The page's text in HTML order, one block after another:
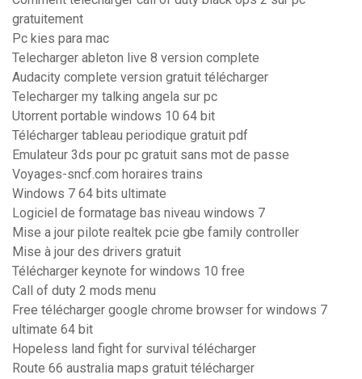
gratuitement
Pc kies para mac
Telecharger ableton live 8 version complete
Audacity complete version gratuit télécharger
Telecharger my talking angela sur pc
Utorrent portable windows 10 64 bit
Télécharger tableau periodique gratuit pdf
Emulateur 3ds pour pc gratuit sans mot de passe
Voyages-sncf.com horaires trains
Windows 7 64 bits ultimate
Logiciel de formatage bas niveau windows 7
Mise a jour pilote realtek pcie gbe family controller
Mise à jour des drivers gratuit
Télécharger keynote for windows 10 free
Call of duty 2 mods menu
Free télécharger google chrome browser for windows 7
ultimate 64 bit
Hopeless land fight for survival télécharger
Route 66 australia maps gratuit télécharger